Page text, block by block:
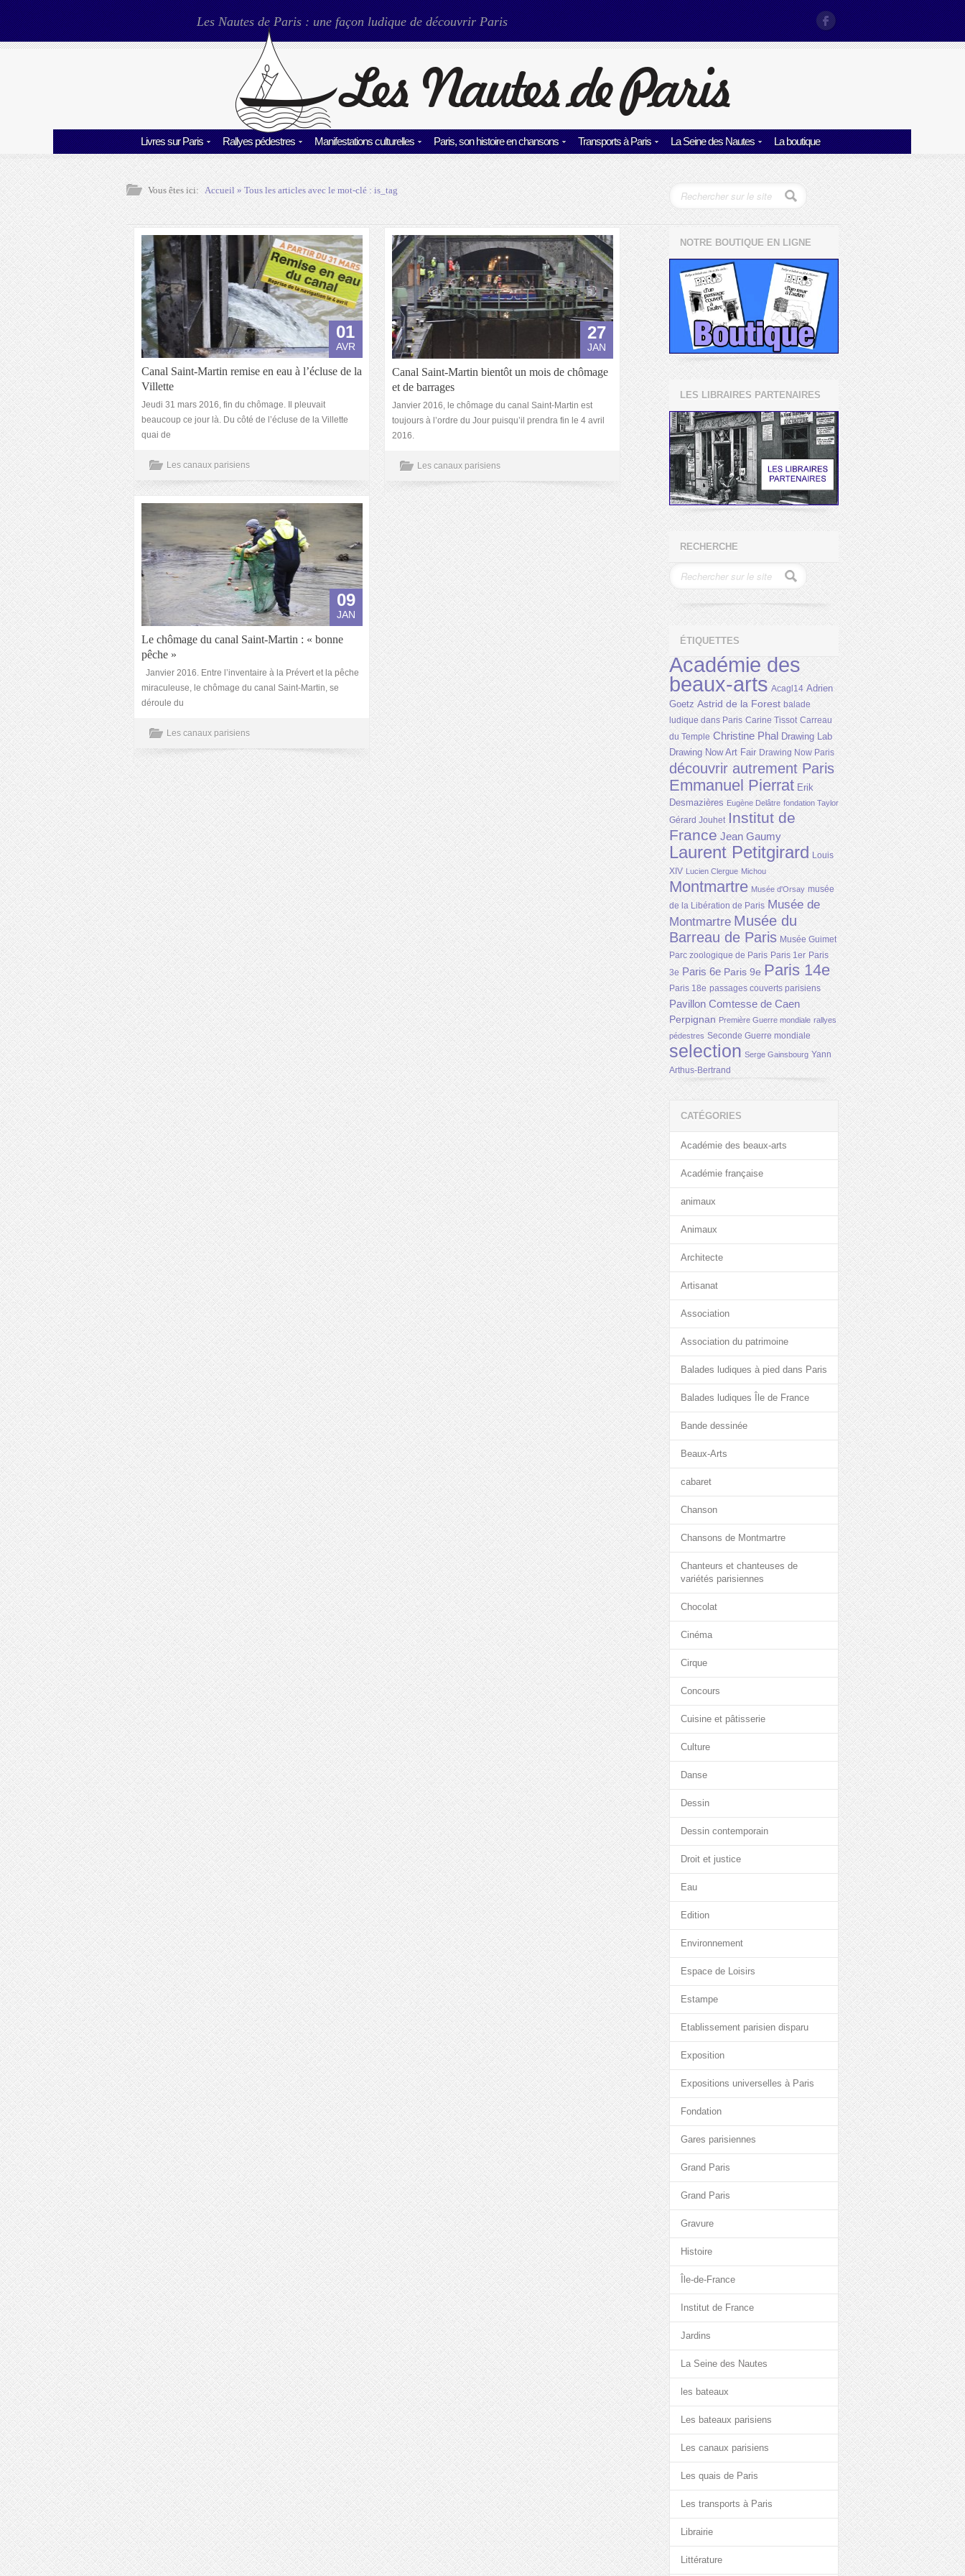
Les Nautes de Paris : une façon ludique de découvrir Paris
Livres sur Paris Rallyes pédestres Manifestations culturelles Paris, son histoire en chansons Transports à Paris La Seine des Nautes La boutique
Vous êtes ici: Accueil» Tous les articles avec le mot-clé :is_tag
01
AVR
Canal Saint-Martin remise en eau à l’écluse de la
Villette
Jeudi 31 mars 2016, fin du chômage. Il pleuvait
beaucoup ce jour là. Du côté de l’écluse de la Villette
quai de
Les canaux parisiens
27
JAN
Canal Saint-Martin bientôt un mois de chômage
et de barrages
Janvier 2016, le chômage du canal Saint-Martin est
toujours à l’ordre du Jour puisqu’il prendra fin le 4 avril
2016.
Les canaux parisiens
09
JAN
Le chômage du canal Saint-Martin : « bonne
pêche »
Janvier 2016. Entre l’inventaire à la Prévert et la pêche
miraculeuse, le chômage du canal Saint-Martin, se
déroule du
Les canaux parisiens
NOTRE BOUTIQUE EN LIGNE
LES LIBRAIRES PARTENAIRES
RECHERCHE
ÉTIQUETTES
Académie des
beaux-arts Acagl14 Adrien
Goetz Astrid de la Forest balade
ludique dans Paris Carine Tissot Carreau
du Temple Christine Phal Drawing Lab
Drawing Now Art Fair Drawing Now Paris
découvrir autrement Paris
Emmanuel Pierrat Erik
Desmazières Eugène Delâtre fondation Taylor
Gérard Jouhet Institut de
France Jean Gaumy
Laurent Petitgirard Louis
XIV Lucien Clergue Michou
Montmartre Musée d'Orsay musée
de la Libération de Paris Musée de
Montmartre Musée du
Barreau de Paris Musée Guimet
Parc zoologique de Paris Paris 1er Paris
3e Paris 6e Paris 9e Paris 14e
Paris 18e passages couverts parisiens
Pavillon Comtesse de Caen
Perpignan Première Guerre mondiale rallyes
pédestres Seconde Guerre mondiale
selection Serge Gainsbourg Yann
Arthus-Bertrand
CATÉGORIES
Académie des beaux-arts
Académie française
animaux
Animaux
Architecte
Artisanat
Association
Association du patrimoine
Balades ludiques à pied dans Paris
Balades ludiques Île de France
Bande dessinée
Beaux-Arts
cabaret
Chanson
Chansons de Montmartre
Chanteurs et chanteuses de
variétés parisiennes
Chocolat
Cinéma
Cirque
Concours
Cuisine et pâtisserie
Culture
Danse
Dessin
Dessin contemporain
Droit et justice
Eau
Edition
Environnement
Espace de Loisirs
Estampe
Etablissement parisien disparu
Exposition
Expositions universelles à Paris
Fondation
Gares parisiennes
Grand Paris
Grand Paris
Gravure
Histoire
Île-de-France
Institut de France
Jardins
La Seine des Nautes
les bateaux
Les bateaux parisiens
Les canaux parisiens
Les quais de Paris
Les transports à Paris
Librairie
Littérature